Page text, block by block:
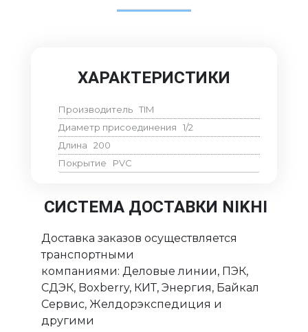
ХАРАКТЕРИСТИКИ
Производитель TIM
Диаметр присоединения
1/2
Длина
200
Покрытие
PVC
СИСТЕМА ДОСТАВКИ NIKHI
Доставка заказов осуществляется
транспортными
компаниями: Деловые линии, ПЭК,
СДЭК, Boxberry, КИТ, Энергия, Байкал
Сервис, Желдорэкспедиция и
другими